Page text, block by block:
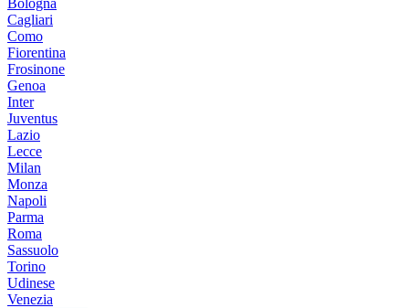
Cagliari
Como
Fiorentina
Frosinone
Genoa
Inter
Juventus
Lazio
Lecce
Milan
Monza
Napoli
Parma
Roma
Sassuolo
Torino
Udinese
Venezia